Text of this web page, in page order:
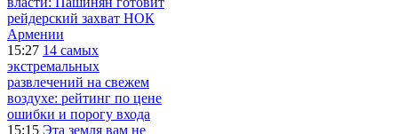
рейдерский захват НОК
Армении
15:27 14 самых
экстремальных
развлечений на свежем
воздухе: рейтинг по цене
ошибки и порогу входа
15:15 Эта земля вам не